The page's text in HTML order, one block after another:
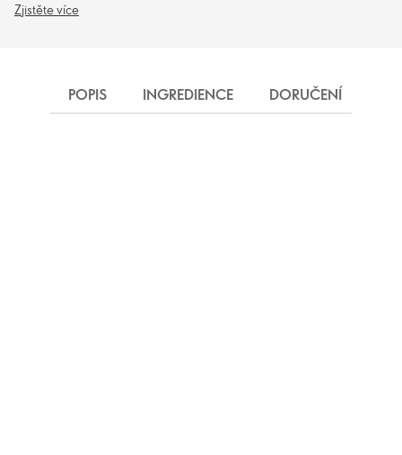
Zjistěte více
POPIS INGREDIENCE DORUČENÍ